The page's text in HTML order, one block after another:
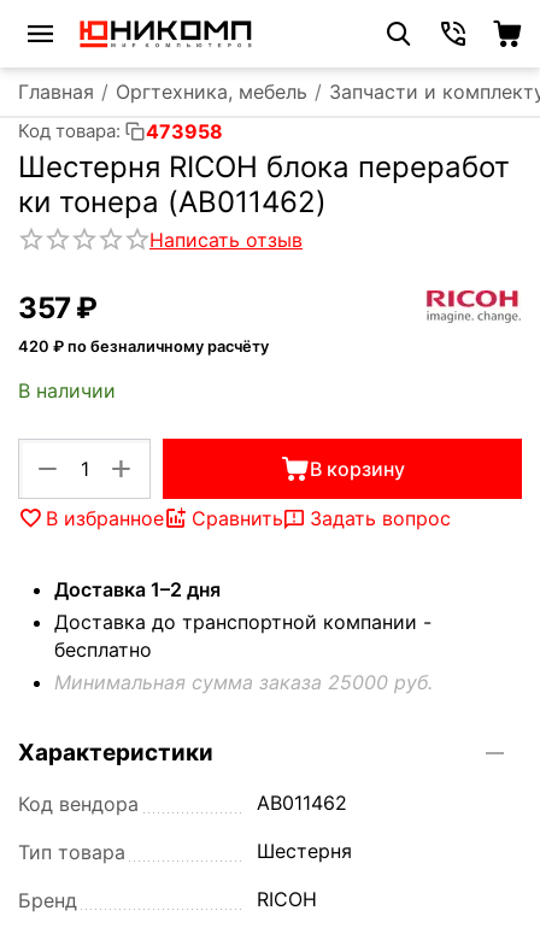
Главная / Оргтехника, мебель / Запчасти и
Код товара: 473958
Шестерня RICOH блока переработ
ки тонера (AB011462)
Написать отзыв
‍357‍₽
420 ₽ по безналичному расчёту
В наличии
+
− В корзину
В избранное Сравнить Задать вопрос
Доставка 1–2 дня
Доставка до транспортной компании -
бесплатно
Минимальная сумма заказа 25000 руб.
Характеристики
Код вендора AB011462
Тип товара Шестерня
Бренд RICOH